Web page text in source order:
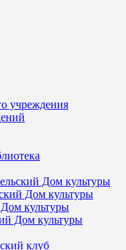
учреждения
Дом культуры
Дом культуры
культуры
Дом культуры
клуб